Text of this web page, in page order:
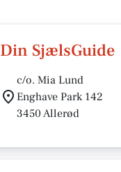
Din SjælsGuide
c/o. Mia Lund
Enghave Park 142
3450 Allerød